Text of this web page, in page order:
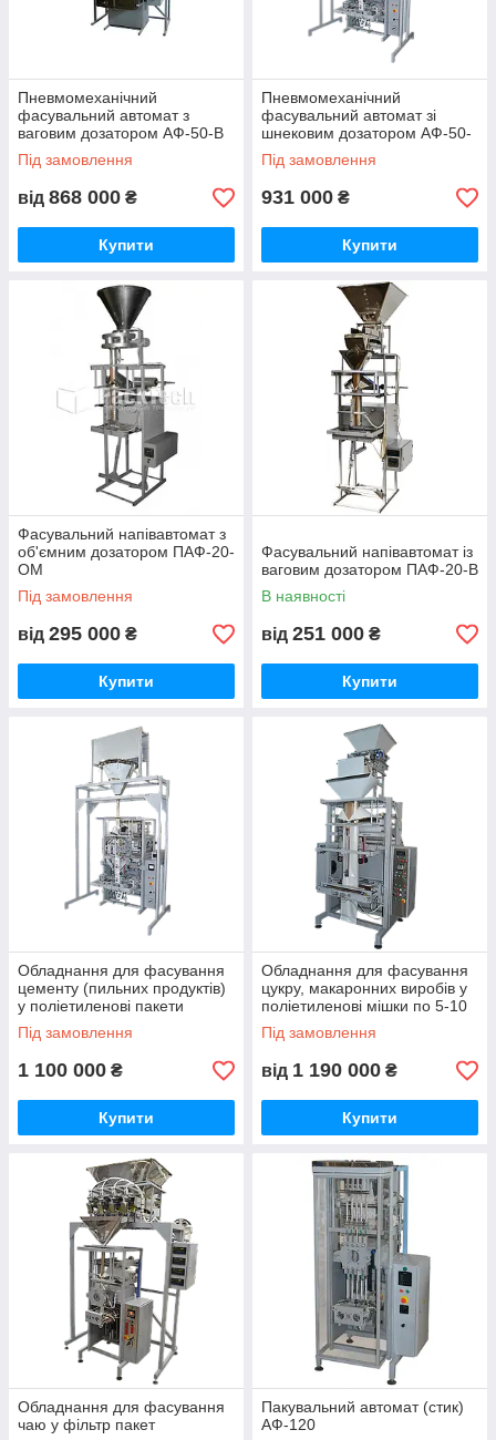
Пневмомеханічний
фасувальний автомат з
ваговим дозатором АФ-50-В
Під замовлення
від 868 000 ₴
Купити
Пневмомеханічний
фасувальний автомат зі
шнековим дозатором АФ-50-
Ш
Під замовлення
931 000 ₴
Купити
Фасувальний напівавтомат з
об'ємним дозатором ПАФ-20-
ОМ
Під замовлення
від 295 000 ₴
Купити
Фасувальний напівавтомат із
ваговим дозатором ПАФ-20-В
В наявності
від 251 000 ₴
Купити
Обладнання для фасування
цементу (пильних продуктів)
у поліетиленові пакети
Під замовлення
1 100 000 ₴
Купити
Обладнання для фасування
цукру, макаронних виробів у
поліетиленові мішки по 5-10
кг
Під замовлення
від 1 190 000 ₴
Купити
Обладнання для фасування
чаю у фільтр пакет
Пакувальний автомат (стик)
АФ-120